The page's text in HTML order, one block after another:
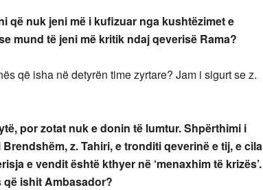
që nuk jeni më i kufizuar nga kushtëzimet e
mund të jeni më kritik ndaj qeverisë Rama?
që isha në detyrën time zyrtare? Jam i sigurt se z.
por zotat nuk e donin të lumtur. Shpërthimi i
z. Tahiri, e tronditi qeverinë e tij, e cila
e vendit është kthyer në ‘menaxhim të krizës’.
që ishit Ambasador?